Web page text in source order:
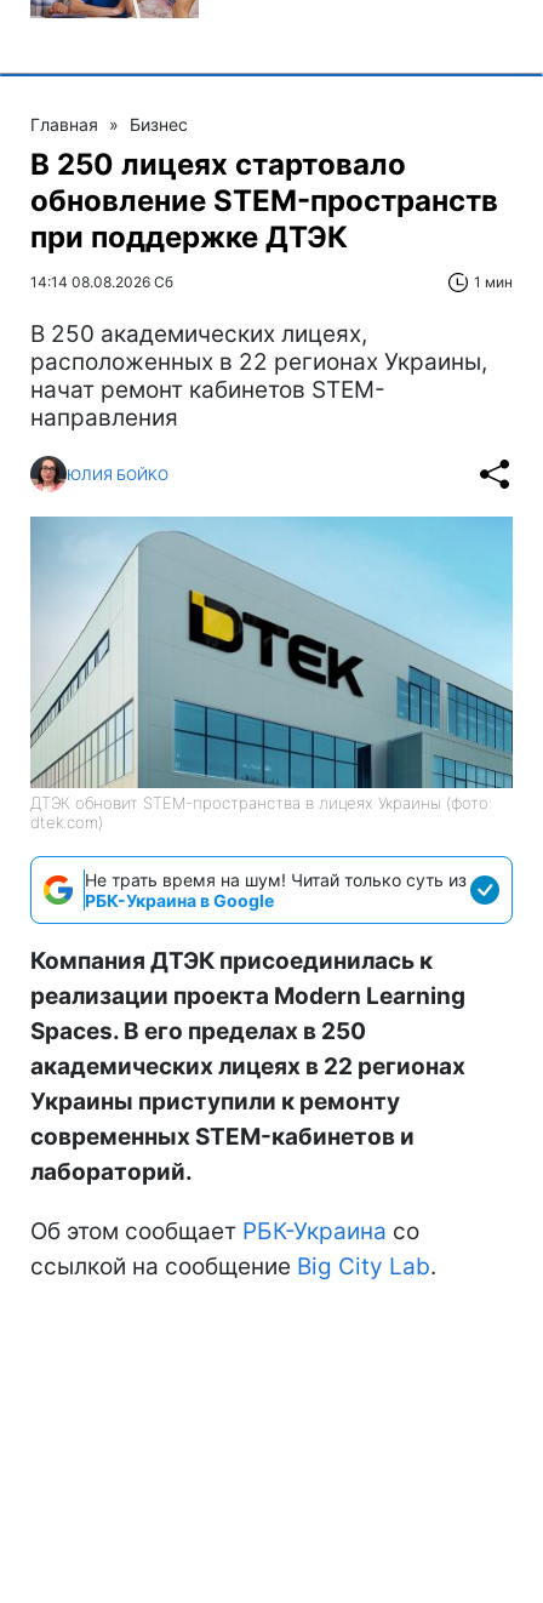
Главная » Бизнес
В 250 лицеях стартовало
обновление STEM-пространств
при поддержке ДТЭК‌
14:14 08.08.2026 Сб 1 мин
В 250 академических лицеях,
расположенных в 22 регионах Украины,
начат ремонт кабинетов STEM-
направления
ЮЛИЯ БОЙКО
ДТЭК обновит STEM-пространства в лицеях Украины (фото:
dtek.com)
Не трать время на шум! Читай только суть из
РБК-Украина в Google
Компания ДТЭК присоединилась к
реализации проекта Modern Learning
Spaces. В его пределах в 250
академических лицеях в 22 регионах
Украины приступили к ремонту
современных STEM-кабинетов и
лабораторий.
Об этом сообщает РБК-Украина со
ссылкой на сообщение Big City Lab.